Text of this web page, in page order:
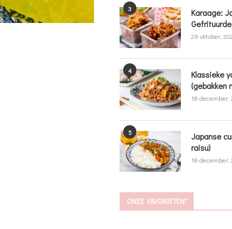
3
Karaage:
28 oktober,
4
Klassieke
(gebakken
18 december,
5
Japanse
raisu)
18 december,
ONZE FAVORIETEN*